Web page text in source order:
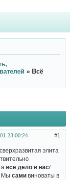
» Всё
1
23:00:24
элита
авсё дело в нас/
Мысами виноваты в